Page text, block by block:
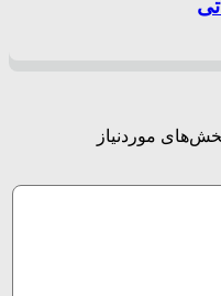
موردنیاز